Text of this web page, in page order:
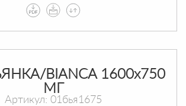
BIANCA 1600х750
МГ
Артикул: 01бья1675